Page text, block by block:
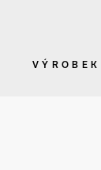
VÝROBEK